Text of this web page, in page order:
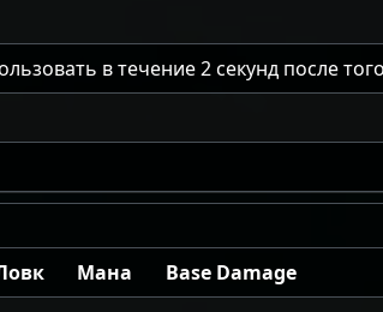
в течение2секунд после
Мана Base Damage